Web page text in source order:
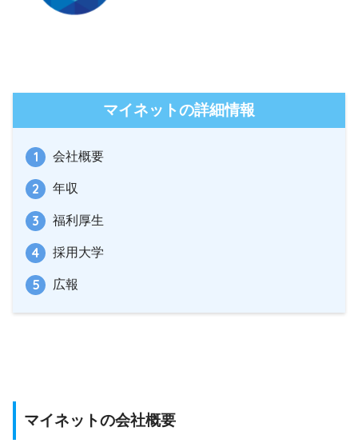
マイネットの詳細情報
会社概要
年収
福利厚生
採用大学
広報
マイネットの会社概要